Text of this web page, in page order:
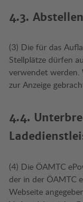
4.3.
(3) Die für das
Stellplätze dürfen
verwendet werden.
zur Anzeige
4.4.
(4) Die ÖAMTC
der in der ÖAMTC
Webseite